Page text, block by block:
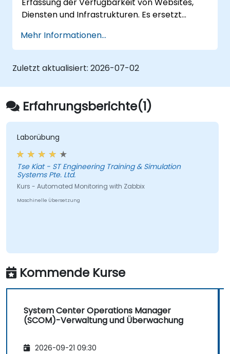
Diensten und Infrastrukturen. Es ersetzt
UptimeRobot für Teams, die ihre
Überwachungsdaten selbst kontrollieren
möchten. Diese von Dozenten geleitete Live-
SREs und DevOps-Ingenieure mit
grundlegenden bis fortgeschrittenen
Kenntnissen, die Uptime Kuma nutzen
möchten, um das Cloud-Uptime-Monitoring
durch eine selbst gehostete, souveräne
Plattform zur Statusverfolgung zu ersetzen.
Mehr Informationen...
Zuletzt aktualisiert: 2026-07-02
Erfahrungsberichte(1)
Laborübung
Tse Kiat - ST Engineering Training & Simulation
Systems Pte. Ltd.
Kurs - Automated Monitoring with Zabbix
Maschinelle Übersetzung
Kommende Kurse
System Center Operations Manager
(SCOM)-Verwaltung und Überwachung
2026-09-21 09:30